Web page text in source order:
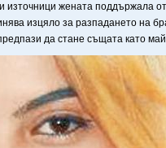
източници жената поддържала
изцяло за разпадането на
да стане същата като